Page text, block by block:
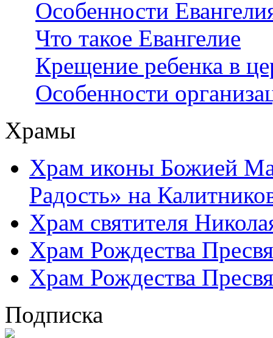
Особенности
Что такое Евангелие
Крещение ребенка в
Особенности
Храмы
Храм иконы Божией
Радость» на
Храм святителя
Храм Рождества
Храм Рождества
Подписка